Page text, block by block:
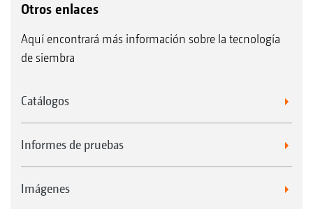
Otros enlaces
Aquí encontrará más información sobre la tecnología
de siembra
Catálogos
Informes de pruebas
Imágenes